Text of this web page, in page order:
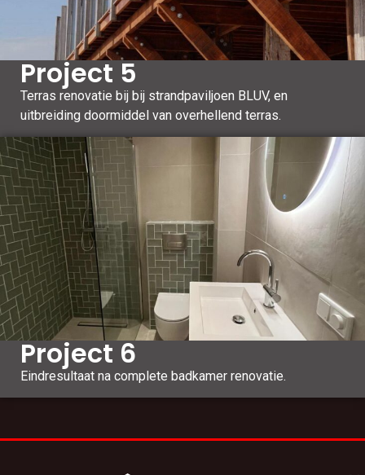
Project 5
Terras renovatie bij bij strandpaviljoen BLUV, en
uitbreiding doormiddel van overhellend terras.
Project 6
Eindresultaat na complete badkamer renovatie.